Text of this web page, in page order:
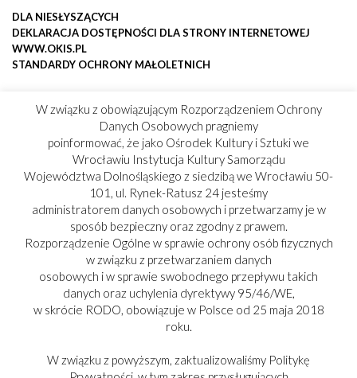
DLA NIESŁYSZĄCYCH
DEKLARACJA DOSTĘPNOŚCI DLA STRONY INTERNETOWEJ
WWW.OKIS.PL
STANDARDY OCHRONY MAŁOLETNICH
W związku z obowiązującym Rozporządzeniem Ochrony
Danych Osobowych pragniemy
poinformować, że jako Ośrodek Kultury i Sztuki we
Wrocławiu Instytucja Kultury Samorządu
Województwa Dolnośląskiego z siedzibą we Wrocławiu 50-
101, ul. Rynek-Ratusz 24 jesteśmy
administratorem danych osobowych i przetwarzamy je w
sposób bezpieczny oraz zgodny z prawem.
Rozporządzenie Ogólne w sprawie ochrony osób fizycznych
w związku z przetwarzaniem danych
osobowych i w sprawie swobodnego przepływu takich
danych oraz uchylenia dyrektywy 95/46/WE,
w skrócie RODO, obowiązuje w Polsce od 25 maja 2018
roku.
W związku z powyższym, zaktualizowaliśmy Politykę